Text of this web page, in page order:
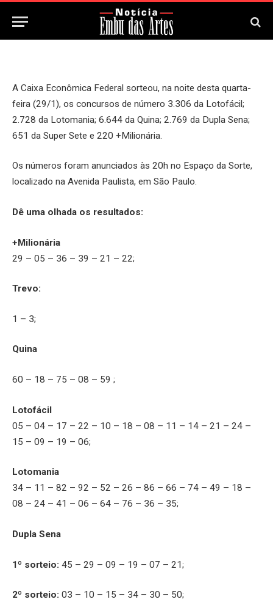
30 de Janeiro, 2025 Updated: 30 de Janeiro, 2025
A Caixa Econômica Federal sorteou, na noite desta quarta-
feira (29/1), os concursos de número 3.306 da Lotofácil;
2.728 da Lotomania; 6.644 da Quina; 2.769 da Dupla Sena;
651 da Super Sete e 220 +Milionária.
Os números foram anunciados às 20h no Espaço da Sorte,
localizado na Avenida Paulista, em São Paulo.
Dê uma olhada os resultados:
+Milionária
29 – 05 – 36 – 39 – 21 – 22;
Trevo:
1 – 3;
Quina
60 – 18 – 75 – 08 – 59 ;
Lotofácil
05 – 04 – 17 – 22 – 10 – 18 – 08 – 11 – 14 – 21 – 24 –
15 – 09 – 19 – 06;
Lotomania
34 – 11 – 82 – 92 – 52 – 26 – 86 – 66 – 74 – 49 – 18 –
08 – 24 – 41 – 06 – 64 – 76 – 36 – 35;
Dupla Sena
1º sorteio: 45 – 29 – 09 – 19 – 07 – 21;
2º sorteio: 03 – 10 – 15 – 34 – 30 – 50;